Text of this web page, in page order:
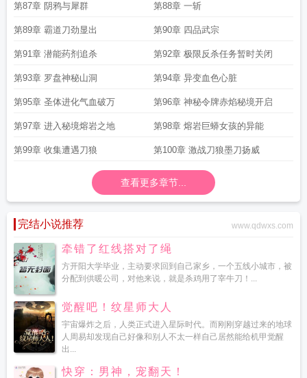
第87章 阴鸦与犀群 第88章 一斩
第89章 霸道刀劲显出 第90章 四品武宗
第91章 潜能药剂追杀 第92章 极限反杀任务暂时关闭
第93章 罗盘神秘山洞 第94章 异变血色心脏
第95章 圣体进化气血破万 第96章 神秘令牌赤焰秘境开启
第97章 进入秘境熔岩之地 第98章 熔岩巨蟒女孩的异能
第99章 收集遭遇刀狼 第100章 激战刀狼墨刀扬威
查看更多章节...
完结小说推荐 www.qdwxs.com
牵错了红线搭对了绳
方开阳大学毕业，主动要求回到自己家乡，一个五线小城市，被
分配到供暖公司，对他来说，就是杀鸡用了宰牛刀！...
觉醒吧！纹星师大人
宇宙爆炸之后，人类正式进入星际时代。而刚刚穿越过来的地球
人周易却发现自己好像和别人不太一样自己居然能给机甲觉醒
出...
快穿：男神，宠翻天！